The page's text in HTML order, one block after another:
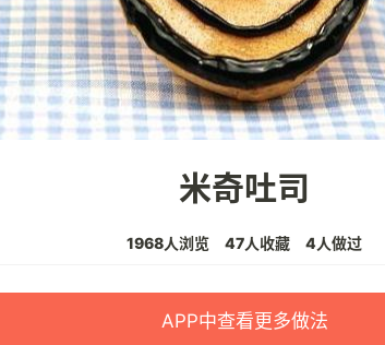
米奇吐司
1968人浏览 47人收藏 4人做过
APP中查看更多做法